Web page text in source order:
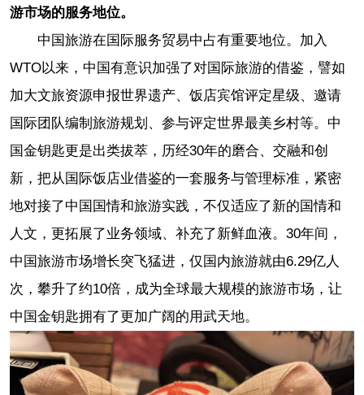
游市场的服务地位。
中国旅游在国际服务贸易中占有重要地位。加入
WTO以来，中国有意识加强了对国际旅游的借鉴，譬如
加大文旅资源申报世界遗产、饭店宾馆评定星级、邀请
国际团队编制旅游规划、参与评定世界最美乡村等。中
国金钥匙更是出类拔萃，历经30年的磨合、交融和创
新，把从国际饭店业借鉴的一套服务与管理标准，紧密
地对接了中国国情和旅游实践，不仅适应了新的国情和
人文，更拓展了业务领域、补充了新鲜血液。30年间，
中国旅游市场增长突飞猛进，仅国内旅游就由6.29亿人
次，攀升了约10倍，成为全球最大规模的旅游市场，让
中国金钥匙拥有了更加广阔的用武天地。